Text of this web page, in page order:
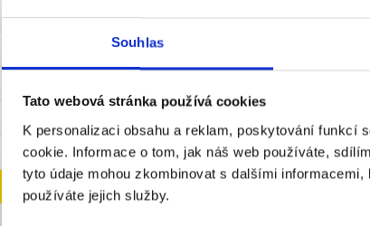
Souhlas
Tato webová stránka používá cookies
K personalizaci obsahu a reklam, poskytování funkcí
cookie. Informace o tom, jak náš web používáte,
tyto údaje mohou zkombinovat s dalšími
používáte jejich služby.
Popis Ke stažení (0)
Obecné parametry
Vložný útlum: <= 0.5dB (Max.)
Zpětný útlum: => 45dB